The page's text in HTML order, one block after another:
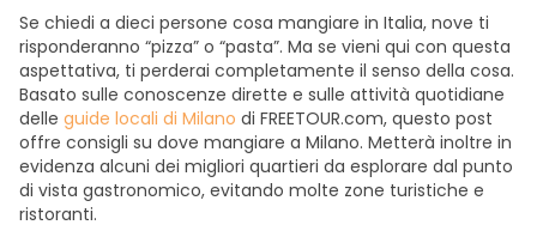
Se chiedi a dieci persone cosa mangiare in Italia, nove ti
risponderanno “pizza” o “pasta”. Ma se vieni qui con questa
aspettativa, ti perderai completamente il senso della cosa.
Basato sulle conoscenze dirette e sulle attività quotidiane
delle guide locali di Milano di FREETOUR.com, questo post
offre consigli su dove mangiare a Milano. Metterà inoltre in
evidenza alcuni dei migliori quartieri da esplorare dal punto
di vista gastronomico, evitando molte zone turistiche e
ristoranti.